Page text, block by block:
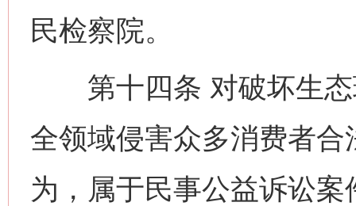
民检察院。
第十四条 对破坏生态
全领域侵害众多消费者
为，属于民事公益诉讼